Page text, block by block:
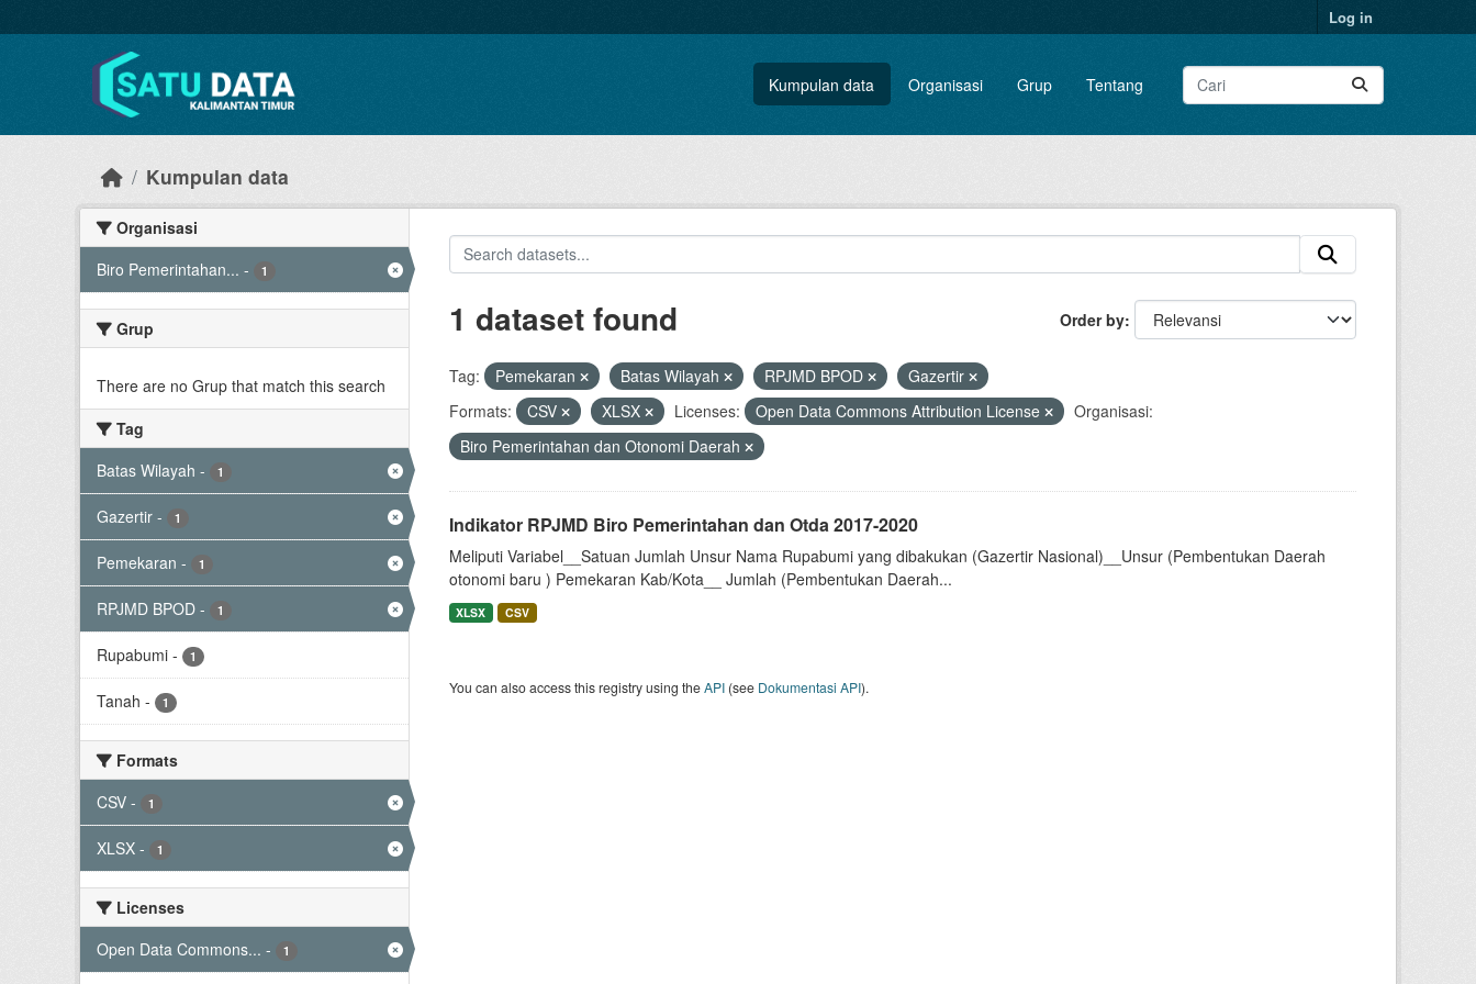
Log in
Kumpulan data Organisasi Grup Tentang
Kumpulan data
Organisasi
Biro Pemerintahan... - 1
Grup
There are no Grup that match this search
Tag
Batas Wilayah - 1
Gazertir - 1
Pemekaran - 1
RPJMD BPOD - 1
Rupabumi - 1
Tanah - 1
Formats
CSV - 1
XLSX - 1
Licenses
Open Data Commons... - 1
Order by
1 dataset found
Tag: Pemekaran Batas Wilayah RPJMD BPOD
Gazertir
Formats:
CSV XLSX Licenses: Open Data Commons Attribution License
Organisasi:
Biro Pemerintahan dan Otonomi Daerah
Indikator RPJMD Biro Pemerintahan dan Otda 2017-2020
Meliputi Variabel__Satuan Jumlah Unsur Nama Rupabumi yang dibakukan (Gazertir Nasional)__Unsur (Pembentukan Daerah
otonomi baru ) Pemekaran Kab/Kota__ Jumlah (Pembentukan Daerah...
XLSX CSV
You can also access this registry using theAPI(see Dokumentasi API).